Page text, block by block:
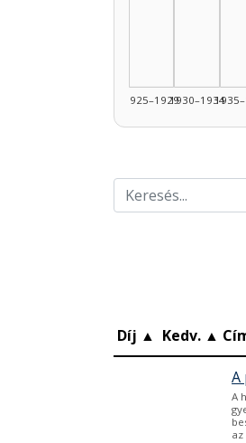
1925–19291930–1934
Díj ▲ Kedv. ▲
A
A